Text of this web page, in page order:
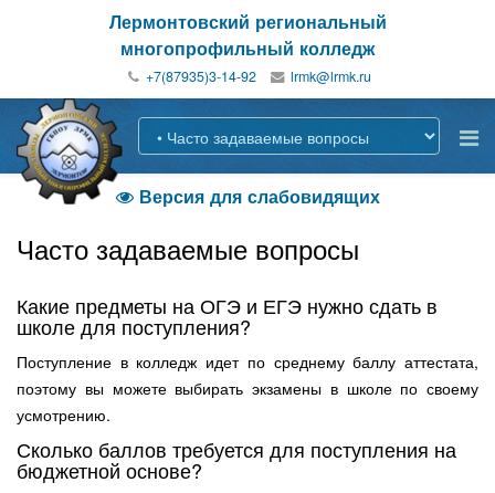
Лермонтовский региональный
многопрофильный колледж
+7(87935)3-14-92
Версия для слабовидящих
Часто задаваемые вопросы
Какие предметы на ОГЭ и ЕГЭ нужно сдать в
школе для поступления?
Поступление в колледж идет по среднему баллу аттестата,
поэтому вы можете выбирать экзамены в школе по своему
усмотрению.
Сколько баллов требуется для поступления на
бюджетной основе?